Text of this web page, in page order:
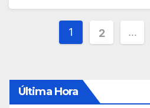
Paginação
conteúdos
1 2 …
Última Hora